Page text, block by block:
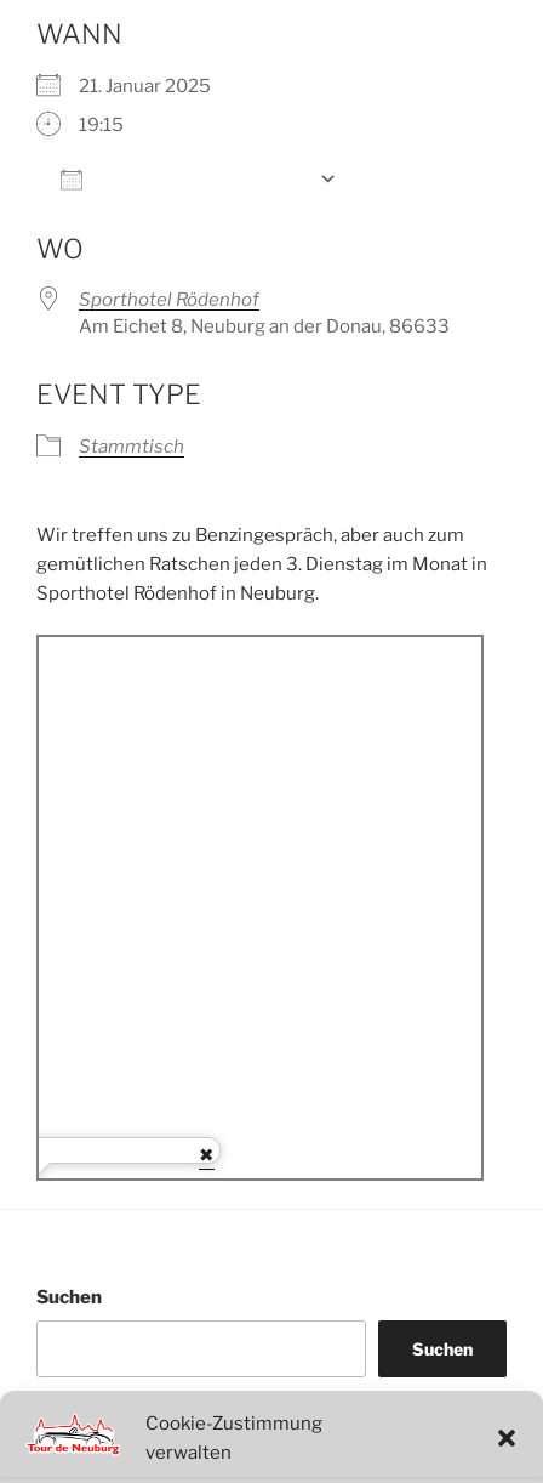
Cookie-Zustimmung
verwalten
WANN
21. Januar 2025
19:15
WO
Sporthotel Rödenhof
Am Eichet 8, Neuburg an der Donau, 86633
EVENT TYPE
Stammtisch
Wir treffen uns zu Benzingespräch, aber auch zum
gemütlichen Ratschen jeden 3. Dienstag im Monat in
Sporthotel Rödenhof in Neuburg.
Suchen
Suchen
WordPress
WhatsApp
Facebook
Link